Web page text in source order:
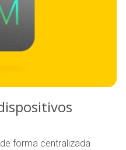
forma centralizada